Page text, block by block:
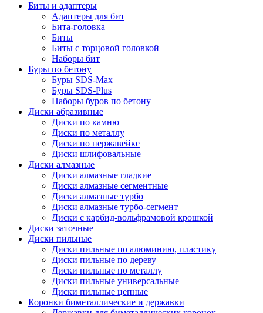
Биты и адаптеры
Адаптеры для бит
Бита-головка
Биты
Биты с торцовой головкой
Наборы бит
Буры по бетону
Буры SDS-Max
Буры SDS-Plus
Наборы буров по бетону
Диски абразивные
Диски по камню
Диски по металлу
Диски по нержавейке
Диски шлифовальные
Диски алмазные
Диски алмазные гладкие
Диски алмазные сегментные
Диски алмазные турбо
Диски алмазные турбо-сегмент
Диски с карбид-вольфрамовой крошкой
Диски заточные
Диски пильные
Диски пильные по алюминию, пластику
Диски пильные по дереву
Диски пильные по металлу
Диски пильные универсальные
Диски пильные цепные
Коронки биметаллические и державки